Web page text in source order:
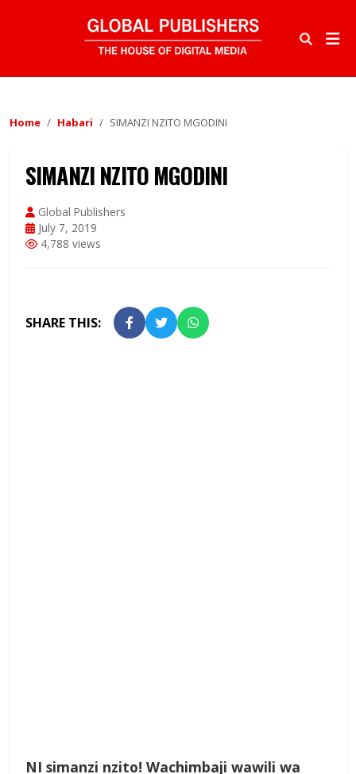
Home Habari SIMANZI NZITO MGODINI
SIMANZI NZITO MGODINI
Global Publishers
July 7, 2019
4,788 views
SHARE THIS:
NI simanzi nzito! Wachimbaji wawili wa